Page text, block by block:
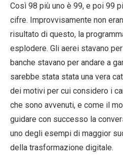
Così 98 più uno è 99, e poi 99
cifre. Improvvisamente non
risultato di questo, la
esplodere. Gli aerei stavano
banche stavano per andare a
sarebbe stata stata una vera
dei motivi per cui considero i
che sono avvenuti, e come il
guidare con successo la
uno degli esempi di maggior
della trasformazione digitale.